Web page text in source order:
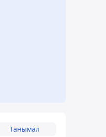
Танымал